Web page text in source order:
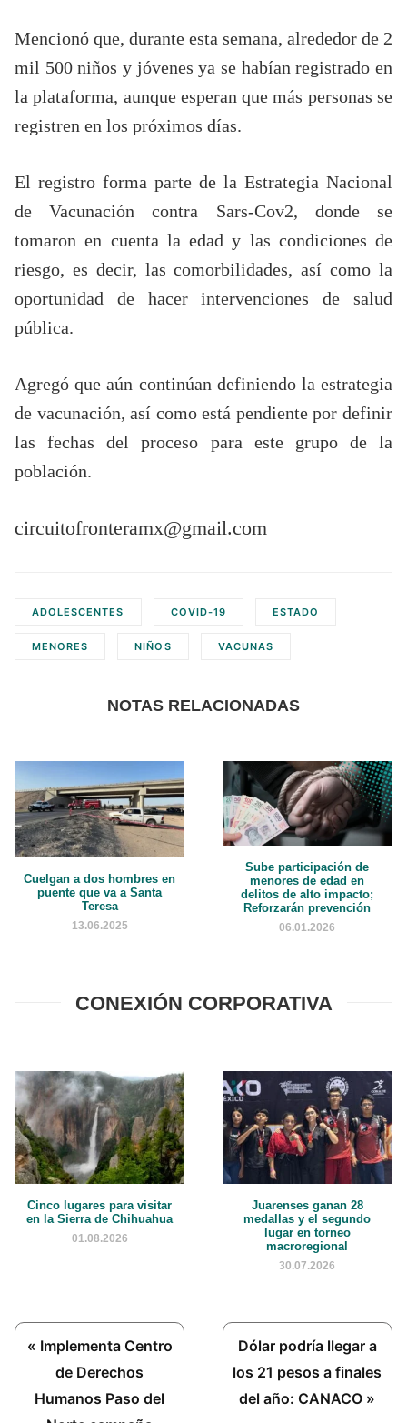
Mencionó que, durante esta semana, alrededor de 2
mil 500 niños y jóvenes ya se habían registrado en
la plataforma, aunque esperan que más personas se
registren en los próximos días.
El registro forma parte de la Estrategia Nacional
de Vacunación contra Sars-Cov2, donde se
tomaron en cuenta la edad y las condiciones de
riesgo, es decir, las comorbilidades, así como la
oportunidad de hacer intervenciones de salud
pública.
Agregó que aún continúan definiendo la estrategia
de vacunación, así como está pendiente por definir
las fechas del proceso para este grupo de la
población.
circuitofronteramx@gmail.com
ADOLESCENTES COVID-19 ESTADO
MENORES NIÑOS VACUNAS
NOTAS RELACIONADAS
Cuelgan a dos hombres en
puente que va a Santa
Teresa
13.06.2025
Sube participación de
menores de edad en
delitos de alto impacto;
Reforzarán prevención
06.01.2026
CONEXIÓN CORPORATIVA
Cinco lugares para visitar
en la Sierra de Chihuahua
01.08.2026
Juarenses ganan 28
medallas y el segundo
lugar en torneo
macroregional
30.07.2026
Previous
Post:
« Implementa Centro
de Derechos
Humanos Paso del
Next
Post:
Dólar podría llegar a
los 21 pesos a finales
del año: CANACO »